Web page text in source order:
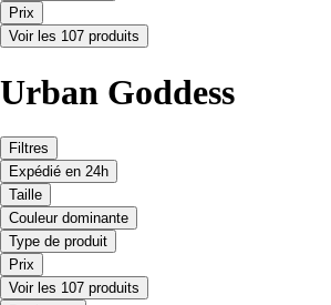
Prix
Voir les 107 produits
Urban Goddess
Filtres
Expédié en 24h
Taille
Couleur dominante
Type de produit
Prix
Voir les 107 produits